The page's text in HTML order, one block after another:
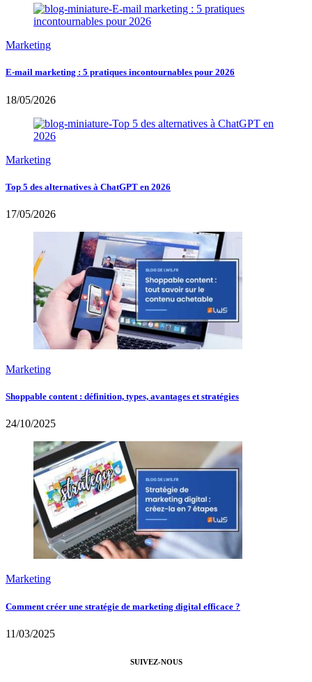
Marketing
E-mail marketing : 5 pratiques incontournables pour 2026
18/05/2026
Marketing
Top 5 des alternatives à ChatGPT en 2026
17/05/2026
Marketing
Shoppable content : définition, types, avantages et stratégies
24/10/2025
Marketing
Comment créer une stratégie de marketing digital efficace ?
11/03/2025
SUIVEZ-NOUS